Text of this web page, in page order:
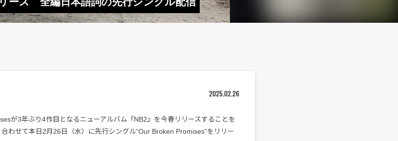
2025.02.26
が3年ぶり4作目となるニューアルバム『NB2』を今春リリースすることを
合わせて本日2月26日（水）に先行シングル“Our Broken Promises”をリリー